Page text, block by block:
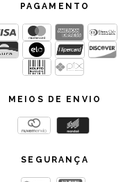
PAGAMENTO
MEIOS DE ENVIO
SEGURANÇA